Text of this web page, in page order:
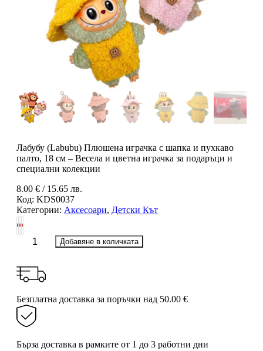
Лабубу (Labubu) Плюшена играчка с шапка и пухкаво
палто, 18 см – Весела и цветна играчка за подаръци и
специални колекции
8.00 € / 15.65 лв.
Код: KDS0037
Категории: Аксесоари, Детски Кът
количество
(Labubu)
Плюшена
с
шапка
и
палто,
Добавяне в количката
Безплатна доставка за поръчки над 50.00 €
Бърза доставка в рамките от 1 до 3 работни дни